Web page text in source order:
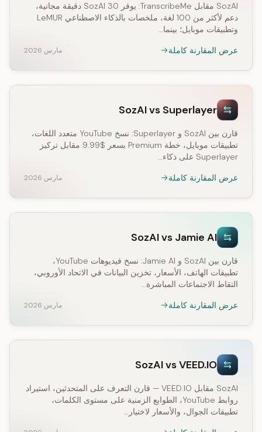
SozAI مقابل TranscribeMe: يوفر SozAI 30 دقيقة مجانية،
دعم لأكثر من 100 لغة، ملخصات بالذكاء الاصطناعي LeMUR
وتطبيقات موبايل؛ بينما…
عرض المقارنة كاملة
مارس 2026
SozAI vs Superlayer
قارن بين SozAI و Superlayer: نسخ YouTube متعدد اللغات،
تطبيقات موبايل، خطة Premium بسعر $9.99 مقابل تركيز
Superlayer على ذكاء…
عرض المقارنة كاملة
مارس 2026
SozAI vs Jamie AI
قارن بين SozAI و Jamie AI: نسخ فيديوهات YouTube،
تطبيقات الهاتف، الأسعار، تخزين البيانات في الاتحاد الأوروبي،
التقاط الاجتماعات المباشرة…
عرض المقارنة كاملة
مارس 2026
SozAI vs VEED.IO
SozAI مقابل VEED.IO — قارن التعرف على المتحدثين، استيراد
روابط YouTube، الطوابع الزمنية على مستوى الكلمات،
تطبيقات الجوال، والأسعار لاختيار…